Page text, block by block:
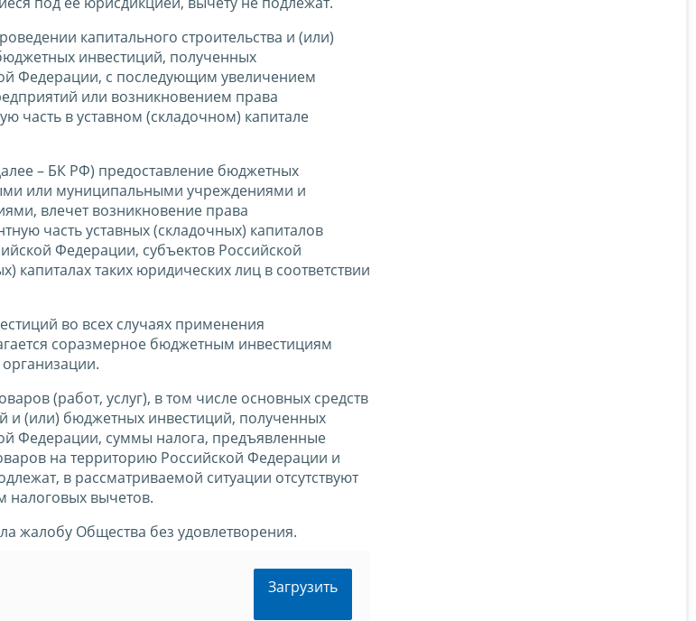
капитального строительства и (или)
инвестиций, полученных
Федерации, с последующим увеличением
или возникновением права
часть в уставном (складочном) капитале
– БК РФ) предоставление бюджетных
или муниципальными учреждениями и
влечет возникновение права
часть уставных (складочных) капиталов
Федерации, субъектов Российской
таких юридических лиц в соответствии
во всех случаях применения
соразмерное бюджетным инвестициям
(работ, услуг), в том числе основных средств
и (или) бюджетных инвестиций, полученных
Федерации, суммы налога, предъявленные
на территорию Российской Федерации и
в рассматриваемой ситуации отсутствуют
вычетов.
жалобу Общества без удовлетворения.
Загрузить